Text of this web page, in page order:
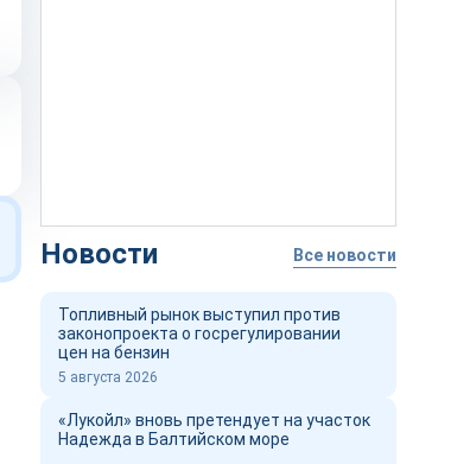
Новости Все новости
Топливный рынок выступил против
законопроекта о госрегулировании
цен на бензин
5 августа 2026
«Лукойл» вновь претендует на участок
Надежда в Балтийском море